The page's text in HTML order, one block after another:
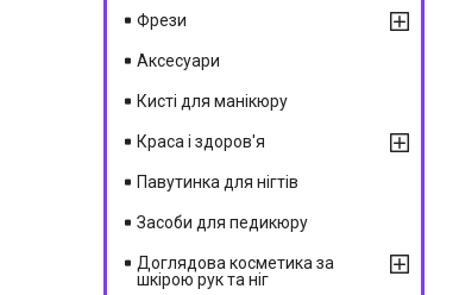
Фрези
Аксесуари
Кисті для манікюру
Краса і здоров'я
Павутинка для нігтів
Засоби для педикюру
Доглядова косметика за
шкірою рук та ніг